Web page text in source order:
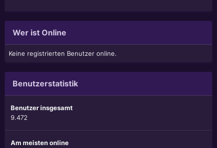
Wer ist Online
Keine registrierten Benutzer online.
Benutzerstatistik
Benutzer insgesamt
9.472
Am meisten online